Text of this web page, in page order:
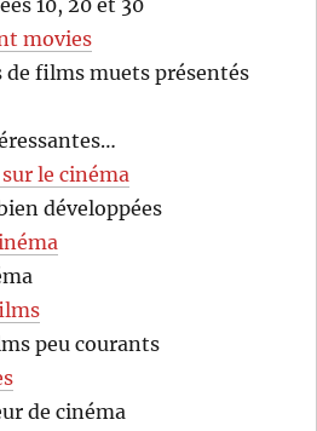
movies
de films muets présentés
le cinéma
développées
peu courants
de cinéma